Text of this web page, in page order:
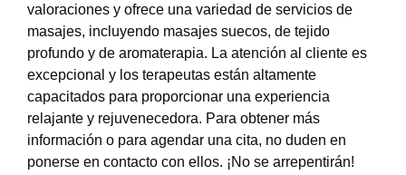
valoraciones y ofrece una variedad de servicios de
masajes, incluyendo masajes suecos, de tejido
profundo y de aromaterapia. La atención al cliente es
excepcional y los terapeutas están altamente
capacitados para proporcionar una experiencia
relajante y rejuvenecedora. Para obtener más
información o para agendar una cita, no duden en
ponerse en contacto con ellos. ¡No se arrepentirán!